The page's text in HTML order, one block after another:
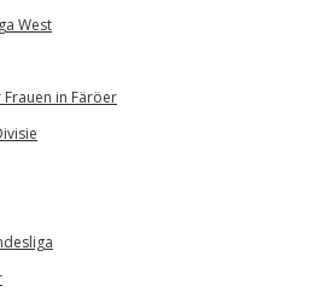
West
in Färöer